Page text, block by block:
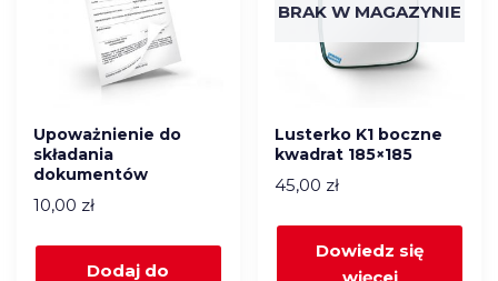
Upoważnienie do
składania
dokumentów
10,00 zł
Dodaj do
BRAK W MAGAZYNIE
Lusterko K1 boczne
kwadrat 185×185
45,00 zł
Dowiedz się